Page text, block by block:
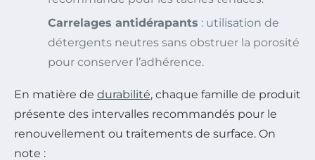
Carrelages antidérapants : utilisation de
détergents neutres sans obstruer la porosité
pour conserver l’adhérence.
En matière de durabilité, chaque famille de produit
présente des intervalles recommandés pour le
renouvellement ou traitements de surface. On
note :